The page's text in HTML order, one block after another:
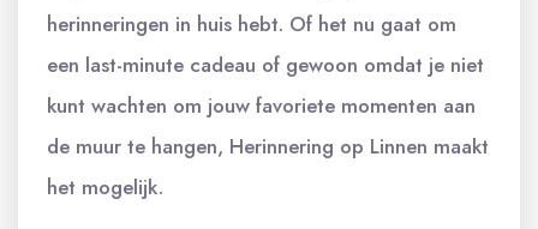
herinneringen in huis hebt. Of het nu gaat om
een last-minute cadeau of gewoon omdat je niet
kunt wachten om jouw favoriete momenten aan
de muur te hangen, Herinnering op Linnen maakt
het mogelijk.